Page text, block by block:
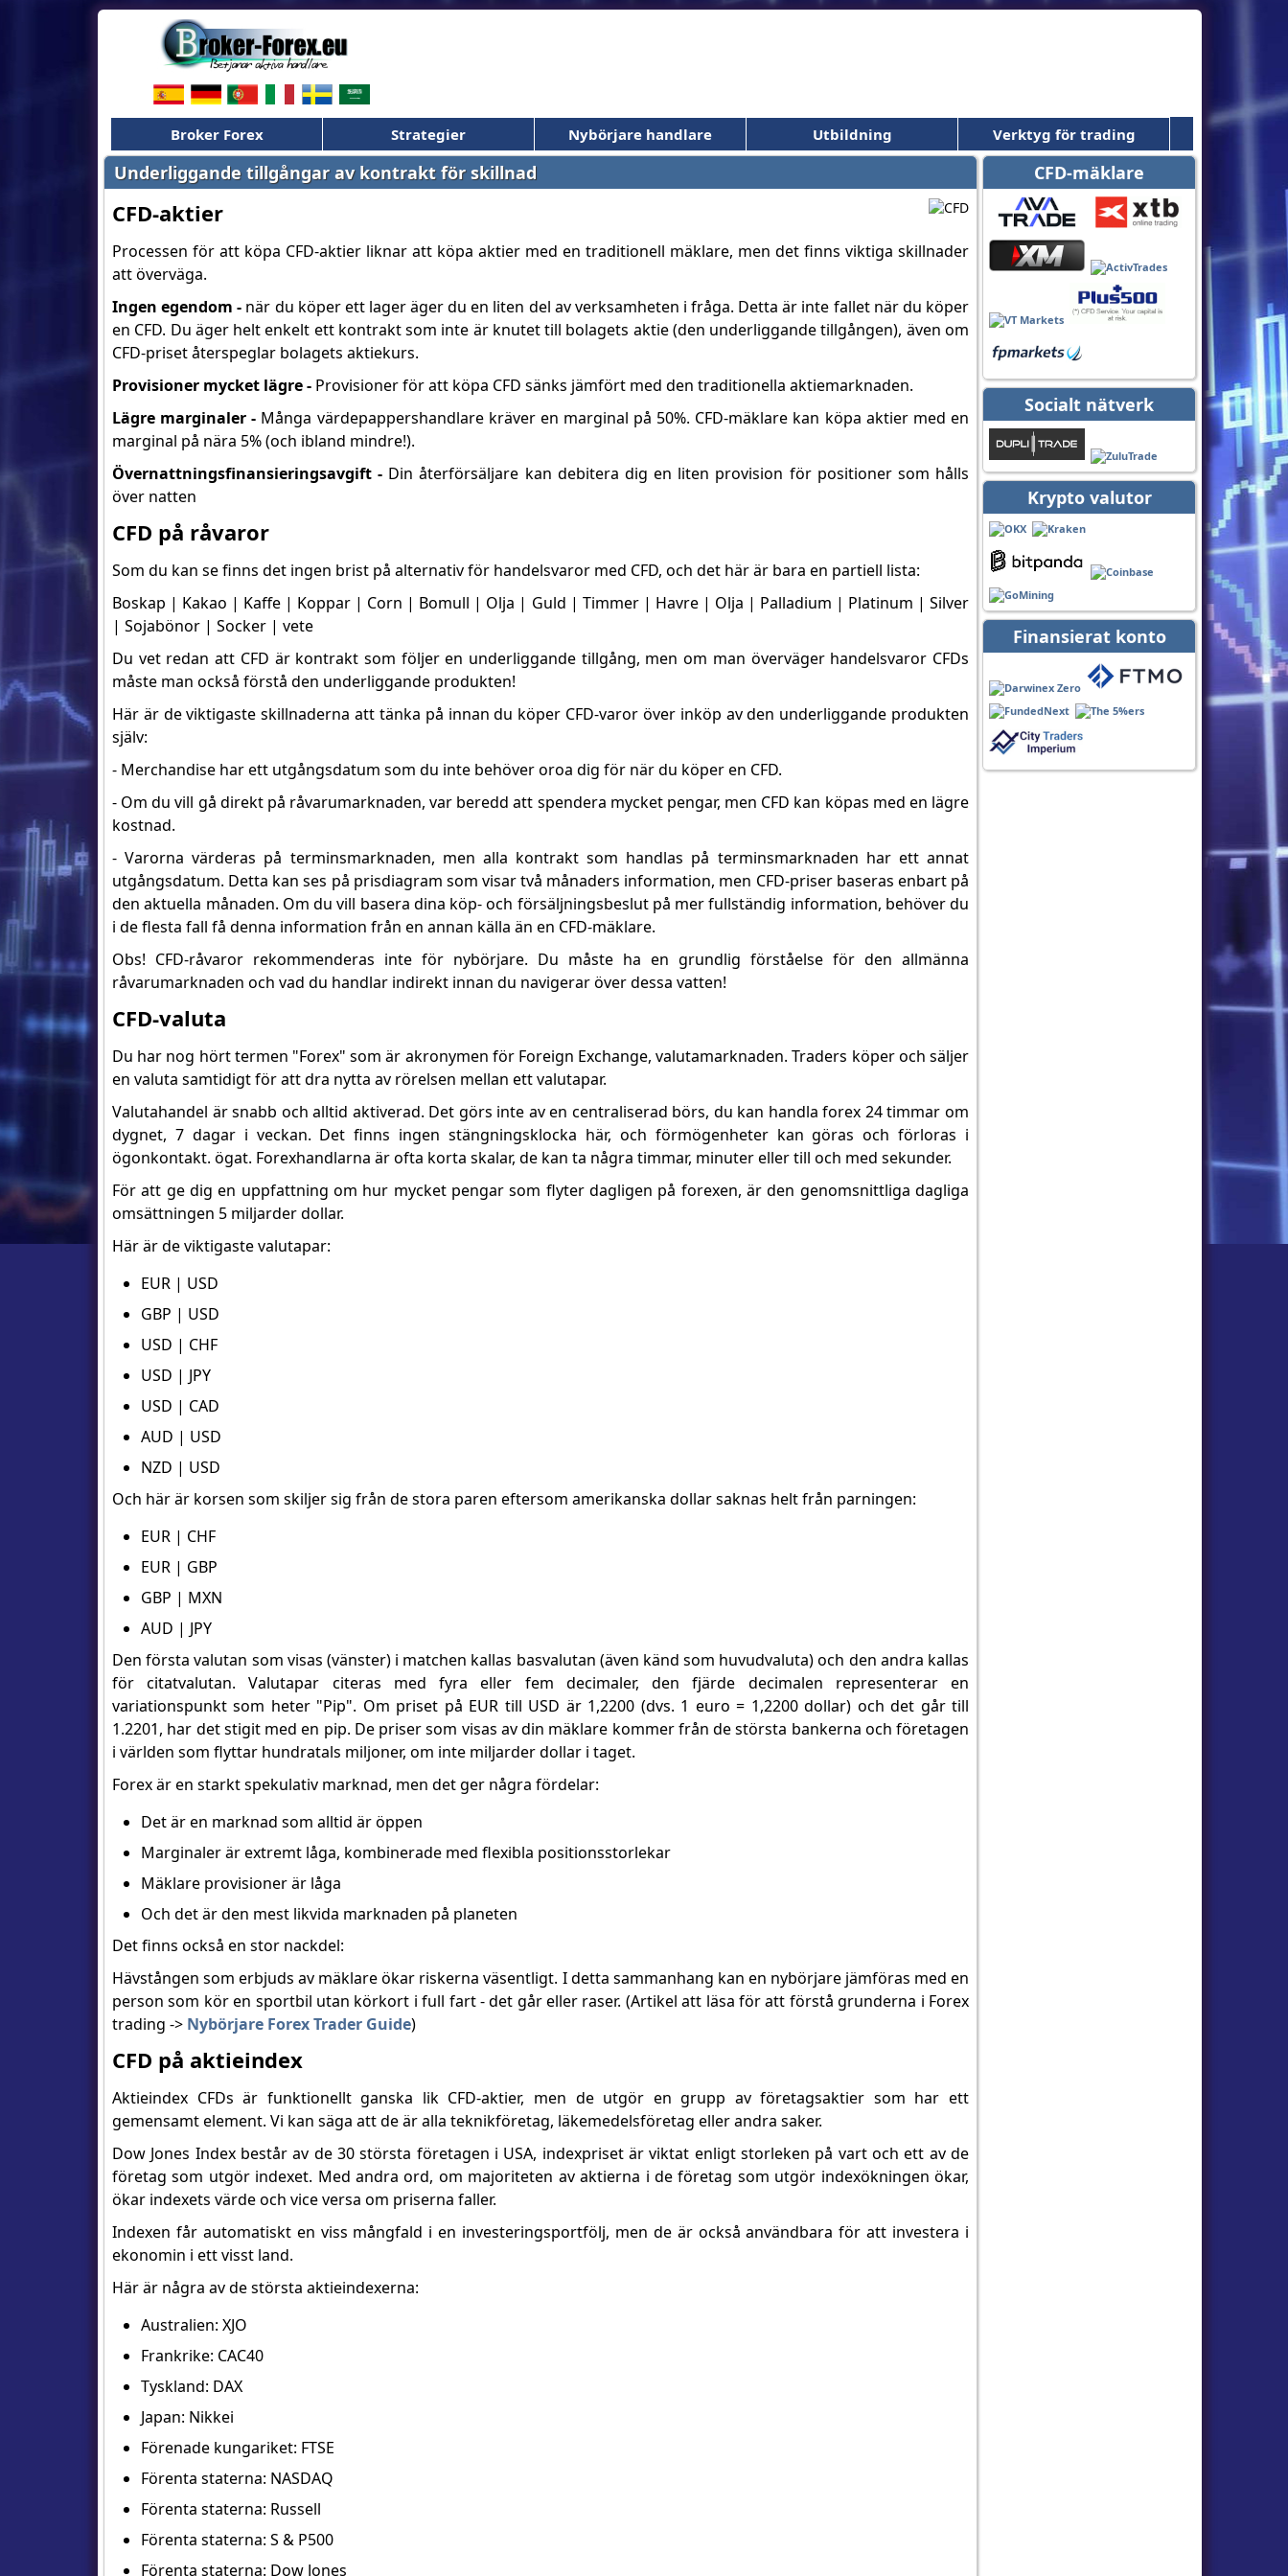
Broker Forex Strategier Nybörjare handlare Utbildning Verktyg för trading
CFD-mäklare
Socialt nätverk
Krypto valutor
Finansierat konto
Underliggande tillgångar av kontrakt för skillnad
CFD-aktier
Processen för att köpa CFD-aktier liknar att köpa aktier med en traditionell mäklare, men det finns viktiga skillnader
att överväga.
Ingen egendom - när du köper ett lager äger du en liten del av verksamheten i fråga. Detta är inte fallet när du köper
en CFD. Du äger helt enkelt ett kontrakt som inte är knutet till bolagets aktie (den underliggande tillgången), även om
CFD-priset återspeglar bolagets aktiekurs.
Provisioner mycket lägre - Provisioner för att köpa CFD sänks jämfört med den traditionella aktiemarknaden.
Lägre marginaler - Många värdepappershandlare kräver en marginal på 50%. CFD-mäklare kan köpa aktier med en
marginal på nära 5% (och ibland mindre!).
Övernattningsfinansieringsavgift - Din återförsäljare kan debitera dig en liten provision för positioner som hålls
över natten
CFD på råvaror
Som du kan se finns det ingen brist på alternativ för handelsvaror med CFD, och det här är bara en partiell lista:
Boskap | Kakao | Kaffe | Koppar | Corn | Bomull | Olja | Guld | Timmer | Havre | Olja | Palladium | Platinum | Silver
| Sojabönor | Socker | vete
Du vet redan att CFD är kontrakt som följer en underliggande tillgång, men om man överväger handelsvaror CFDs
måste man också förstå den underliggande produkten!
Här är de viktigaste skillnaderna att tänka på innan du köper CFD-varor över inköp av den underliggande produkten
själv:
- Merchandise har ett utgångsdatum som du inte behöver oroa dig för när du köper en CFD.
- Om du vill gå direkt på råvarumarknaden, var beredd att spendera mycket pengar, men CFD kan köpas med en lägre
kostnad.
- Varorna värderas på terminsmarknaden, men alla kontrakt som handlas på terminsmarknaden har ett annat
utgångsdatum. Detta kan ses på prisdiagram som visar två månaders information, men CFD-priser baseras enbart på
den aktuella månaden. Om du vill basera dina köp- och försäljningsbeslut på mer fullständig information, behöver du
i de flesta fall få denna information från en annan källa än en CFD-mäklare.
Obs! CFD-råvaror rekommenderas inte för nybörjare. Du måste ha en grundlig förståelse för den allmänna
råvarumarknaden och vad du handlar indirekt innan du navigerar över dessa vatten!
CFD-valuta
Du har nog hört termen "Forex" som är akronymen för Foreign Exchange, valutamarknaden. Traders köper och säljer
en valuta samtidigt för att dra nytta av rörelsen mellan ett valutapar.
Valutahandel är snabb och alltid aktiverad. Det görs inte av en centraliserad börs, du kan handla forex 24 timmar om
dygnet, 7 dagar i veckan. Det finns ingen stängningsklocka här, och förmögenheter kan göras och förloras i
ögonkontakt. ögat. Forexhandlarna är ofta korta skalar, de kan ta några timmar, minuter eller till och med sekunder.
För att ge dig en uppfattning om hur mycket pengar som flyter dagligen på forexen, är den genomsnittliga dagliga
omsättningen 5 miljarder dollar.
Här är de viktigaste valutapar:
EUR | USD
GBP | USD
USD | CHF
USD | JPY
USD | CAD
AUD | USD
NZD | USD
Och här är korsen som skiljer sig från de stora paren eftersom amerikanska dollar saknas helt från parningen:
EUR | CHF
EUR | GBP
GBP | MXN
AUD | JPY
Den första valutan som visas (vänster) i matchen kallas basvalutan (även känd som huvudvaluta) och den andra kallas
för citatvalutan. Valutapar citeras med fyra eller fem decimaler, den fjärde decimalen representerar en
variationspunkt som heter "Pip". Om priset på EUR till USD är 1,2200 (dvs. 1 euro = 1,2200 dollar) och det går till
1.2201, har det stigit med en pip. De priser som visas av din mäklare kommer från de största bankerna och företagen
i världen som flyttar hundratals miljoner, om inte miljarder dollar i taget.
Forex är en starkt spekulativ marknad, men det ger några fördelar:
Det är en marknad som alltid är öppen
Marginaler är extremt låga, kombinerade med flexibla positionsstorlekar
Mäklare provisioner är låga
Och det är den mest likvida marknaden på planeten
Det finns också en stor nackdel:
Hävstången som erbjuds av mäklare ökar riskerna väsentligt. I detta sammanhang kan en nybörjare jämföras med en
person som kör en sportbil utan körkort i full fart - det går eller raser. (Artikel att läsa för att förstå grunderna i Forex
trading -> Nybörjare Forex Trader Guide)
CFD på aktieindex
Aktieindex CFDs är funktionellt ganska lik CFD-aktier, men de utgör en grupp av företagsaktier som har ett
gemensamt element. Vi kan säga att de är alla teknikföretag, läkemedelsföretag eller andra saker.
Dow Jones Index består av de 30 största företagen i USA, indexpriset är viktat enligt storleken på vart och ett av de
företag som utgör indexet. Med andra ord, om majoriteten av aktierna i de företag som utgör indexökningen ökar,
ökar indexets värde och vice versa om priserna faller.
Indexen får automatiskt en viss mångfald i en investeringsportfölj, men de är också användbara för att investera i
ekonomin i ett visst land.
Här är några av de största aktieindexerna:
Australien: XJO
Frankrike: CAC40
Tyskland: DAX
Japan: Nikkei
Förenade kungariket: FTSE
Förenta staterna: NASDAQ
Förenta staterna: Russell
Förenta staterna: S & P500
Förenta staterna: Dow Jones